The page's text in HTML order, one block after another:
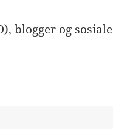
blogger og sosiale